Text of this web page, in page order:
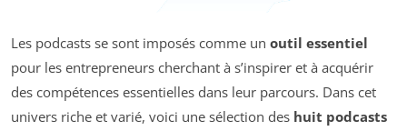
Les podcasts se sont imposés comme un outil essentiel
pour les entrepreneurs cherchant à s’inspirer et à acquérir
des compétences essentielles dans leur parcours. Dans cet
univers riche et varié, voici une sélection des huit podcasts